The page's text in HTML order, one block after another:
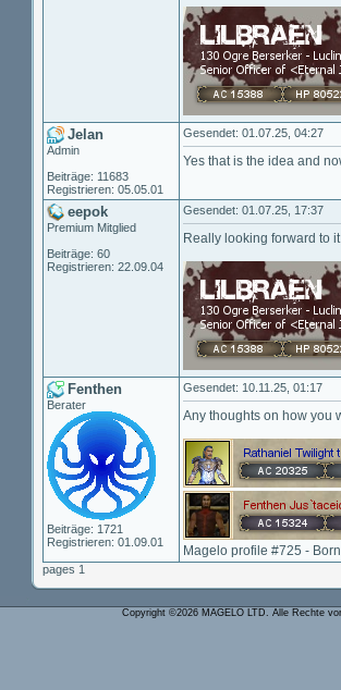
Jelan
Admin
Beiträge: 11683
Registrieren: 05.05.01
Gesendet: 01.07.25, 04:27
Yes that is the idea and
eepok
Premium Mitglied
Beiträge: 60
Registrieren: 22.09.04
Gesendet: 01.07.25, 17:37
Really looking forward to
Fenthen
Berater
Beiträge: 1721
Registrieren: 01.09.01
Gesendet: 10.11.25, 01:17
Any thoughts on how you
Magelo profile #725 -
pages 1
Copyright ©2026 MAGELO LTD. Alle Rechte